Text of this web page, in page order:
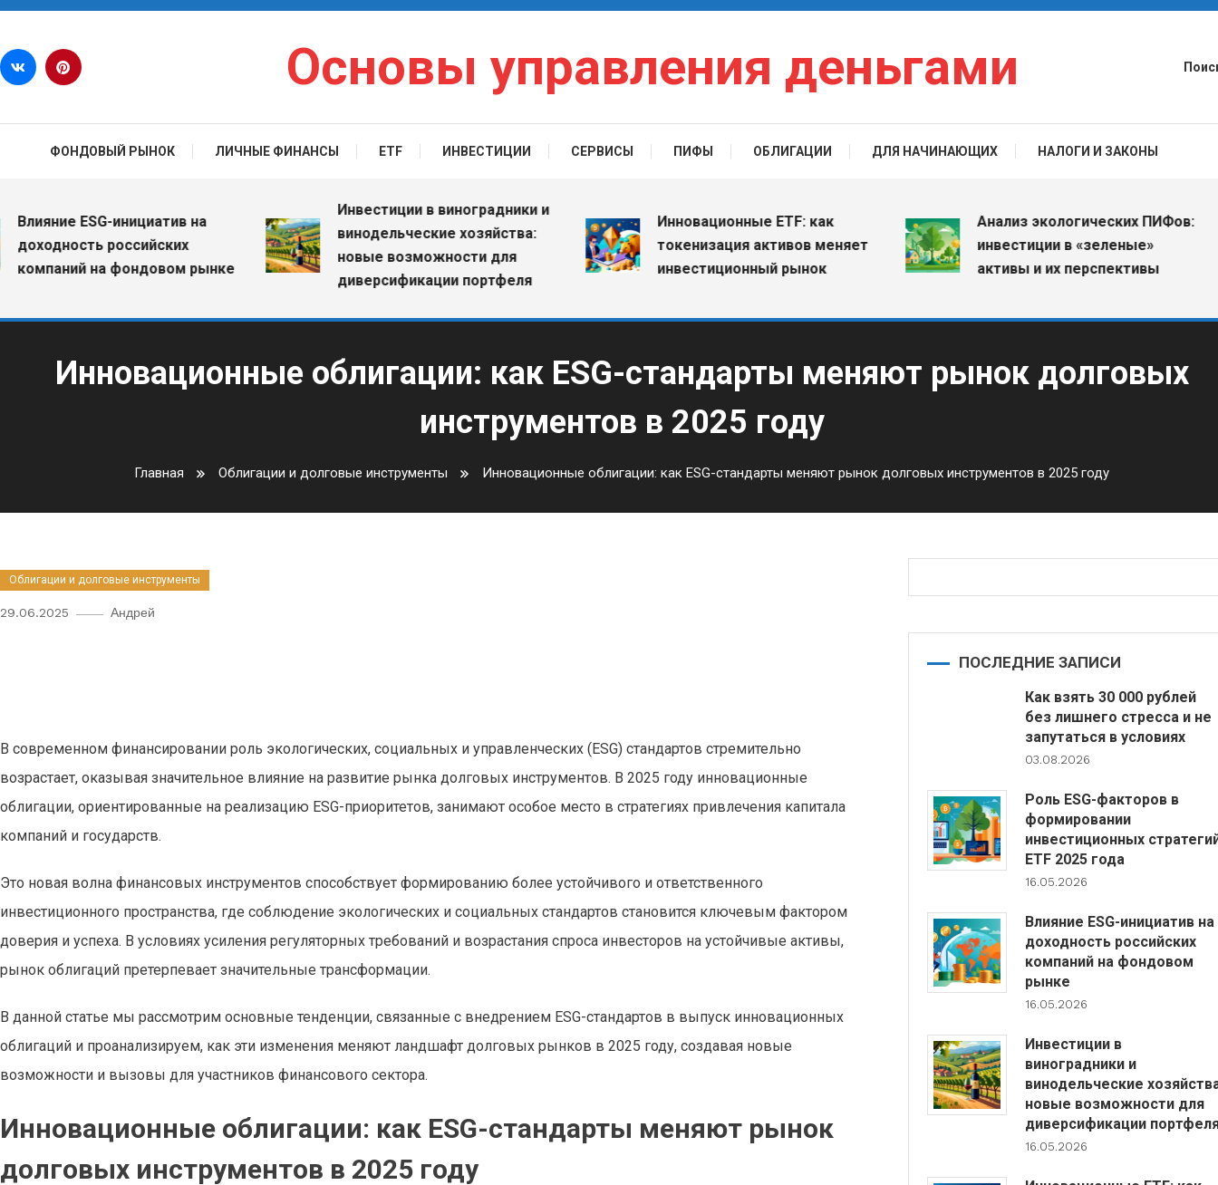
Перейти к содержимому
Основы управления деньгами
ФОНДОВЫЙ РЫНОК ЛИЧНЫЕ ФИНАНСЫ ETF ИНВЕСТИЦИИ СЕРВИСЫ ПИФЫ ОБЛИГАЦИИ ДЛЯ НАЧИНАЮЩИХ НАЛОГИ И ЗАКОНЫ
ESG-инициатив на
российских
на фондовом рынке
Инвестиции в виноградники и
винодельческие хозяйства:
новые возможности для
диверсификации портфеля
Инновационные ETF: как
токенизация активов меняет
инвестиционный рынок
Анализ экологических ПИФов:
инвестиции в «зеленые»
активы и их перспективы
Инновационные облигации: как ESG-стандарты меняют рынок долговых
инструментов в 2025 году
Главная Облигации и долговые инструменты Инновационные облигации: как ESG-стандарты меняют рынок долговых инструментов в 2025 году
Облигации и долговые инструменты
29.06.2025 Андрей
В современном финансировании роль экологических, социальных и управленческих (ESG) стандартов стремительно
возрастает, оказывая значительное влияние на развитие рынка долговых инструментов. В 2025 году инновационные
облигации, ориентированные на реализацию ESG-приоритетов, занимают особое место в стратегиях привлечения капитала
компаний и государств.
Это новая волна финансовых инструментов способствует формированию более устойчивого и ответственного
инвестиционного пространства, где соблюдение экологических и социальных стандартов становится ключевым фактором
доверия и успеха. В условиях усиления регуляторных требований и возрастания спроса инвесторов на устойчивые активы,
рынок облигаций претерпевает значительные трансформации.
В данной статье мы рассмотрим основные тенденции, связанные с внедрением ESG-стандартов в выпуск инновационных
облигаций и проанализируем, как эти изменения меняют ландшафт долговых рынков в 2025 году, создавая новые
возможности и вызовы для участников финансового сектора.
Инновационные облигации: как ESG-стандарты меняют рынок
долговых инструментов в 2025 году
ПОСЛЕДНИЕ ЗАПИСИ
Как взять 30 000 рублей
без лишнего стресса и не
запутаться в условиях
03.08.2026
Роль ESG-факторов в
формировании
инвестиционных
ETF 2025 года
16.05.2026
Влияние ESG-инициатив на
доходность российских
компаний на фондовом
рынке
16.05.2026
Инвестиции в
виноградники и
винодельческие
новые возможности для
диверсификации
16.05.2026